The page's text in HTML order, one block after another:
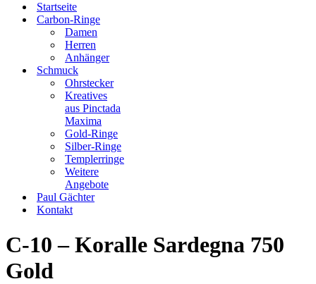
Startseite
Carbon-Ringe
Damen
Herren
Anhänger
Schmuck
Ohrstecker
Kreatives
aus Pinctada
Maxima
Gold-Ringe
Silber-Ringe
Templerringe
Weitere
Angebote
Paul Gächter
Kontakt
C-10 – Koralle Sardegna 750
Gold